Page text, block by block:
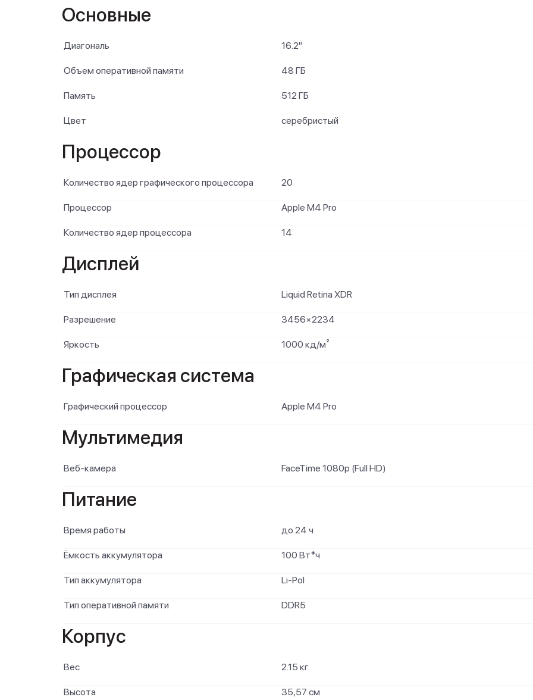
Основные
Диагональ 16.2"
Объем оперативной памяти 48 ГБ
Память 512 ГБ
Цвет серебристый
Процессор
Количество ядер графического процессора 20
Процессор Apple M4 Pro
Количество ядер процессора 14
Дисплей
Тип дисплея Liquid Retina XDR
Разрешение 3456×2234
Яркость 1000 кд/м²
Графическая система
Графический процессор Apple M4 Pro
Мультимедия
Веб-камера FaceTime 1080p (Full HD)
Питание
Время работы до 24 ч
Ёмкость аккумулятора 100 Вт*ч
Тип аккумулятора Li-Pol
Тип оперативной памяти DDR5
Корпус
Вес 2.15 кг
Высота 35,57 см